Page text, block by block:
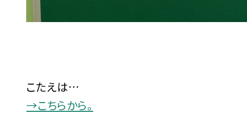
こたえは…
→こちらから。